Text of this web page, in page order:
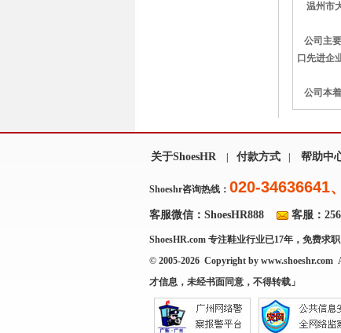
温州市
公司主
口先进企
公司本
关于ShoesHR 付款方式 帮助中
Shoeshr咨询热线： 020-34636641
客服微信：ShoesHR888 客服：
ShoesHR.com 专注鞋业行业已17年，免费求职
© 2005-2026 Copyright by www.shoeshr.com
才信息，未经书面同意，不得转载」